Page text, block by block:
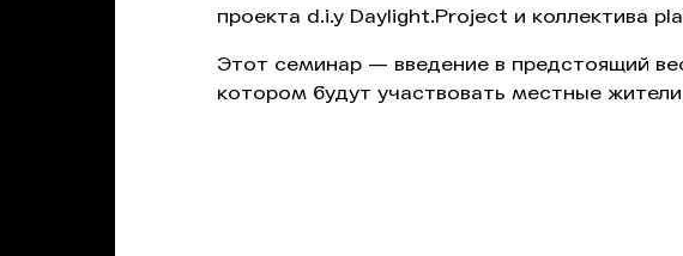
проекта d.i.y Daylight.Project и коллектива
Этот семинар — введение в предстоящий
котором будут участвовать местные